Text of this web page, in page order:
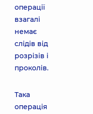
операції
взагалі
немає
слідів від
розрізів і
проколів.
Така
операція